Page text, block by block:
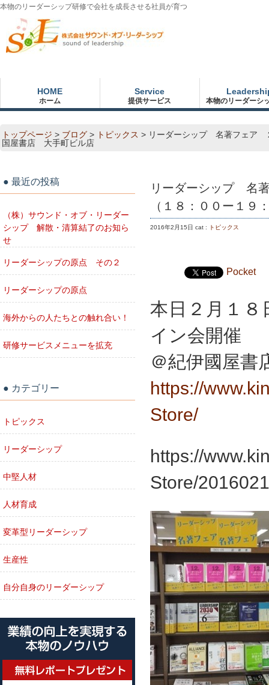
本物のリーダーシップ研修で会社を成長させる社員が育つ
HOME
ホーム
Service
提供サービス 本物のリーダーシ
トップページ > ブログ > トピックス > リーダーシップ 名著フェア
国屋書店 大手町ビル店
リーダーシップ 名
（１８：００ー１
2016年2月15日 cat : トピックス
Pocket
本日２月１
イン会開催
＠紀伊國屋
https://
Store/
https://
Store/
最近の投稿
（株）サウンド・オブ・リーダー
シップ 解散・清算結了のお知ら
せ
リーダーシップの原点 その２
リーダーシップの原点
海外からの人たちとの触れ合い！
研修サービスメニューを拡充
カテゴリー
トピックス
リーダーシップ
中堅人材
人材育成
変革型リーダーシップ
生産性
自分自身のリーダーシップ